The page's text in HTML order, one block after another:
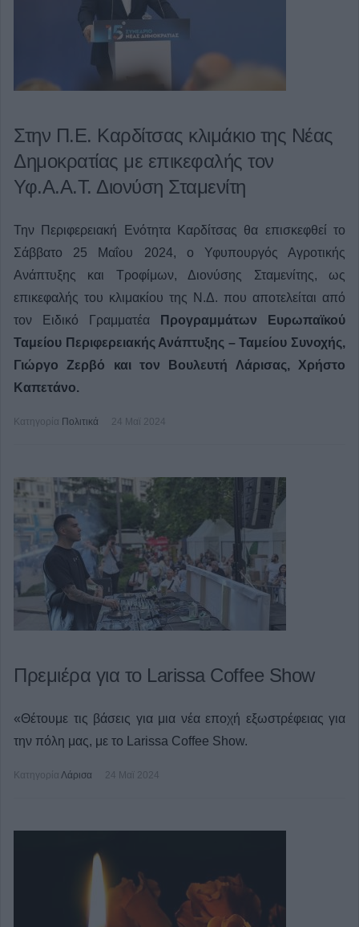
Στην Π.Ε. Καρδίτσας κλιμάκιο της Νέας
Δημοκρατίας με επικεφαλής τον
Υφ.Α.Α.Τ. Διονύση Σταμενίτη
Την Περιφερειακή Ενότητα Καρδίτσας θα επισκεφθεί το
Σάββατο 25 Μαΐου 2024, ο Υφυπουργός Αγροτικής
Ανάπτυξης και Τροφίμων, Διονύσης Σταμενίτης, ως
επικεφαλής του κλιμακίου της Ν.Δ. που αποτελείται από
τον Ειδικό Γραμματέα
Προγραμμάτων Ευρωπαϊκού
Ταμείου Περιφερειακής Ανάπτυξης – Ταμείου Συνοχής,
Γιώργο Ζερβό και τον Βουλευτή Λάρισας, Χρήστο
Καπετάνο.
Κατηγορία Πολιτικά 24 Μαϊ 2024
Πρεμιέρα για το Larissa Coffee Show
«Θέτουμε τις βάσεις για μια νέα εποχή εξωστρέφειας για
την πόλη μας, με το Larissa Coffee Show.
Κατηγορία Λάρισα 24 Μαϊ 2024